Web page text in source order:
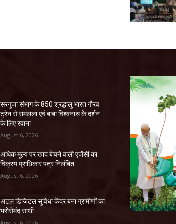
सरगुजा संभाग के 850 श्रद्धालु भारत गौरव
ट्रेन से रामलला एवं बाबा विश्वनाथ के दर्शन
के लिए रवाना
August 6, 2026
अधिक मूल्य पर खाद बेचने वाली एजेंसी का
विक्रय प्राधिकार पत्र निलंबित
August 6, 2026
अटल डिजिटल सुविधा केंद्र बना ग्रामीणों का
भरोसेमंद साथी